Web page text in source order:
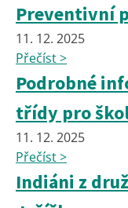
Preventivní
11. 12. 2025
Přečíst >
Podrobné
třídy pro
11. 12. 2025
Přečíst >
Indiáni z